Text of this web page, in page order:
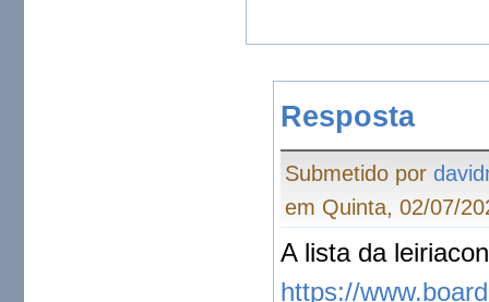
Resposta
Submetido por
em Quinta, 02/07/
A lista da
https://